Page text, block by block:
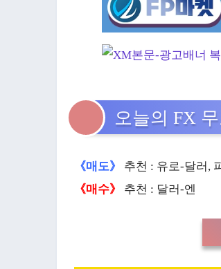
오늘의 FX
《매도》
추천 : 유로-달러,
《매수》
추천 : 달러-엔